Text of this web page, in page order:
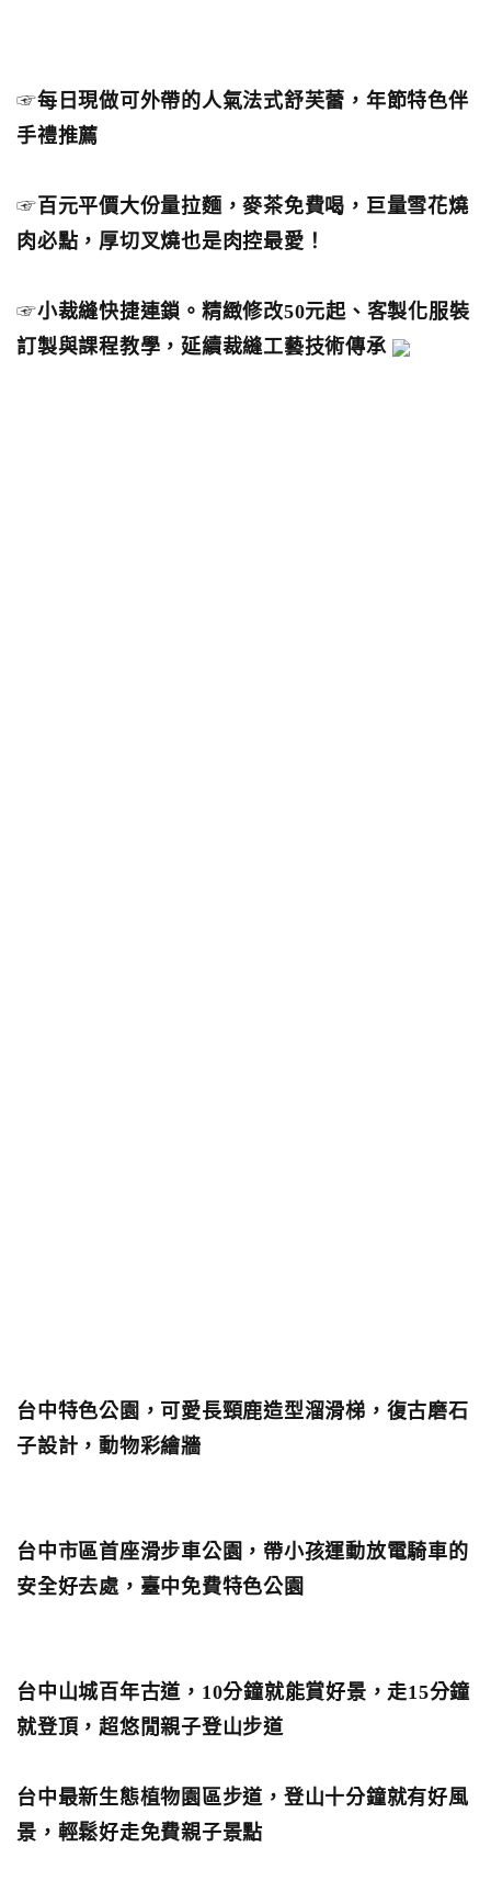
☞每日現做可外帶的人氣法式舒芙蕾，年節特色伴
手禮推薦
☞百元平價大份量拉麵，麥茶免費喝，巨量雪花燒
肉必點，厚切叉燒也是肉控最愛！
☞小裁縫快捷連鎖。精緻修改50元起、客製化服裝
訂製與課程教學，延續裁縫工藝技術傳承
台中特色公園，可愛長頸鹿造型溜滑梯，復古磨石
子設計，動物彩繪牆
台中市區首座滑步車公園，帶小孩運動放電騎車的
安全好去處，臺中免費特色公園
台中山城百年古道，10分鐘就能賞好景，走15分鐘
就登頂，超悠閒親子登山步道
台中最新生態植物園區步道，登山十分鐘就有好風
景，輕鬆好走免費親子景點